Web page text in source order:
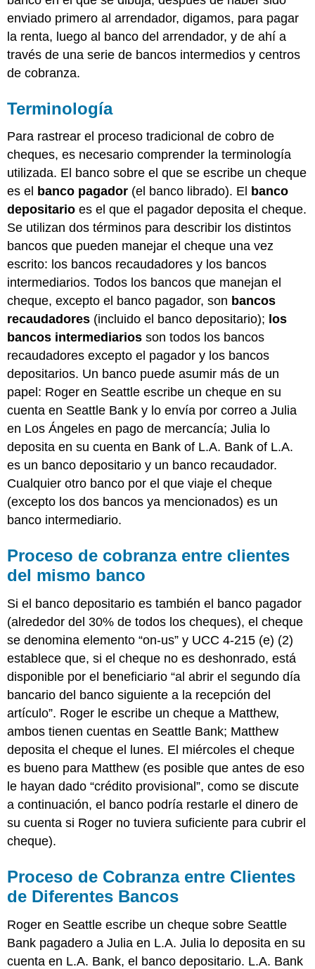
Pago
de
Cheques
Viejos
Cheques
Fallecidos
o
Incompetentes
Órdenes
Detener
Pago
Deshonra
injusta
Deberes
de
los
clientes
La
Ley
de
Disponibilidad
acelerada
de
fondos
En
General
Disposiciones
de
Ley
LLAVE
LLEVAR
enviado primero al arrendador, digamos, para pagar
la renta, luego al banco del arrendador, y de ahí a
través de una serie de bancos intermedios y centros
de cobranza.
Terminología
Para rastrear el proceso tradicional de cobro de
cheques, es necesario comprender la terminología
utilizada. El banco sobre el que se escribe un cheque
es el banco pagador (el banco librado). El banco
depositario es el que el pagador deposita el cheque.
Se utilizan dos términos para describir los distintos
bancos que pueden manejar el cheque una vez
escrito: los bancos recaudadores y los bancos
intermediarios. Todos los bancos que manejan el
cheque, excepto el banco pagador, son bancos
recaudadores (incluido el banco depositario); los
bancos intermediarios son todos los bancos
recaudadores excepto el pagador y los bancos
depositarios. Un banco puede asumir más de un
papel: Roger en Seattle escribe un cheque en su
cuenta en Seattle Bank y lo envía por correo a Julia
en Los Ángeles en pago de mercancía; Julia lo
deposita en su cuenta en Bank of L.A. Bank of L.A.
es un banco depositario y un banco recaudador.
Cualquier otro banco por el que viaje el cheque
(excepto los dos bancos ya mencionados) es un
banco intermediario.
Proceso de cobranza entre clientes
del mismo banco
Si el banco depositario es también el banco pagador
(alrededor del 30% de todos los cheques), el cheque
se denomina elemento “on-us” y UCC 4-215 (e) (2)
establece que, si el cheque no es deshonrado, está
disponible por el beneficiario “al abrir el segundo día
bancario del banco siguiente a la recepción del
artículo”. Roger le escribe un cheque a Matthew,
ambos tienen cuentas en Seattle Bank; Matthew
deposita el cheque el lunes. El miércoles el cheque
es bueno para Matthew (es posible que antes de eso
le hayan dado “crédito provisional”, como se discute
a continuación, el banco podría restarle el dinero de
su cuenta si Roger no tuviera suficiente para cubrir el
cheque).
Proceso de Cobranza entre Clientes
de Diferentes Bancos
Roger en Seattle escribe un cheque sobre Seattle
Bank pagadero a Julia en L.A. Julia lo deposita en su
cuenta en L.A. Bank, el banco depositario. L.A. Bank